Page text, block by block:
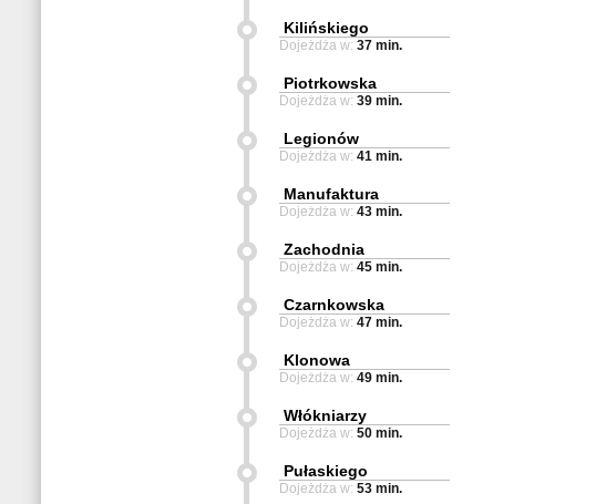
Kilińskiego
Dojeżdża w: 37 min.
Piotrkowska
Dojeżdża w: 39 min.
Legionów
Dojeżdża w: 41 min.
Manufaktura
Dojeżdża w: 43 min.
Zachodnia
Dojeżdża w: 45 min.
Czarnkowska
Dojeżdża w: 47 min.
Klonowa
Dojeżdża w: 49 min.
Włókniarzy
Dojeżdża w: 50 min.
Pułaskiego
Dojeżdża w: 53 min.